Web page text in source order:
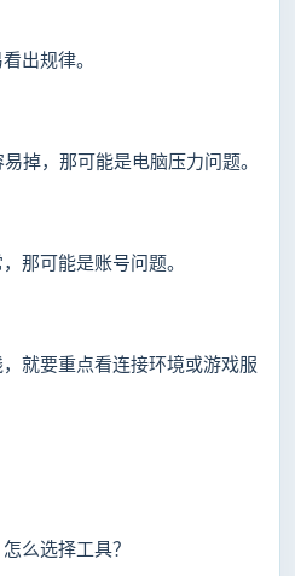
出规律。
掉，那可能是电脑压力问题。
那可能是账号问题。
就要重点看连接环境或游戏服
么选择工具？